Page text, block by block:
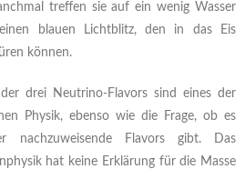
treffen sie auf ein wenig Wasser
blauen Lichtblitz, den in das Eis
können.
drei Neutrino-Flavors sind eines der
Physik, ebenso wie die Frage, ob es
nachzuweisende Flavors gibt. Das
hat keine Erklärung für die Masse